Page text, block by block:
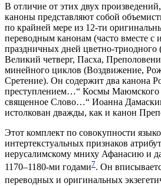
В отличие от этих двух
каноны представляют собой
по крайней мере из 12-ти
переводным канонам (часто вместе с
праздничных дней цветно-триодного
Великий четверг, Пасха,
минейного циклов (Воздвижение,
Сретение). Он содержит два канона
преступлением…“ Космы Маюмского
священное Слово…“ Иоанна
истолкован дважды, как и канон
Этот комплект по совокупности
интертекстуальных признаков
иерусалимскому мниху Афанасию и
1170–1180-ми годами7. Он
переводных и оригинальных